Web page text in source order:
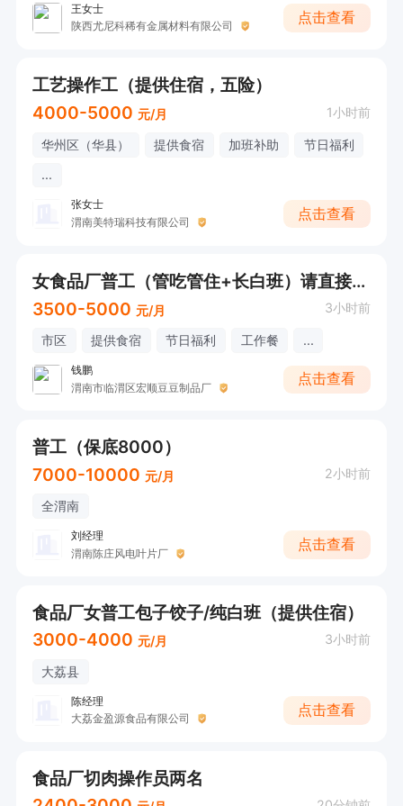
王女士
陕西尤尼科稀有金属材料有限公司
点击查看
工艺操作工（提供住宿，五险）
4000-5000 元/月 1小时前
华州区（华县） 提供食宿 加班补助
节日福利
...
张女士
渭南美特瑞科技有限公司
点击查看
女食品厂普工（管吃管住+长白班）请直接电话联系
3500-5000 元/月 3小时前
市区 提供食宿 节日福利 工作餐 ...
钱鹏
渭南市临渭区宏顺豆豆制品厂
点击查看
普工（保底8000）
7000-10000 元/月 2小时前
全渭南
刘经理
渭南陈庄风电叶片厂
点击查看
食品厂女普工包子饺子/纯白班（提供住宿）
3000-4000 元/月 3小时前
大荔县
陈经理
大荔金盈源食品有限公司
点击查看
食品厂切肉操作员两名